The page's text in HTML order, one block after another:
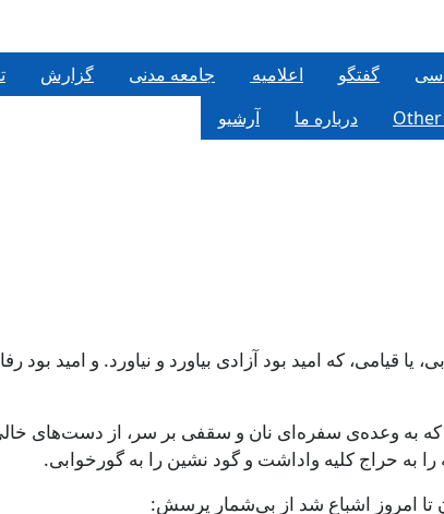
گفتگو اعلاميه جامعه مدنی گزارش
درباره ما آرشیو
ویژه‌ی انقلاب
یا قیامی، که امید بود آزادی بیاورد و نیاورد. و امید بود
که به وعده‌ی سفره‌ای نان و سقفی بر سر، از دست‌های
حراج کلیه واداشت و گود نشین را به گورخوابی.
تا امروز اشباع شد از بی‌‌شمار پرسش: